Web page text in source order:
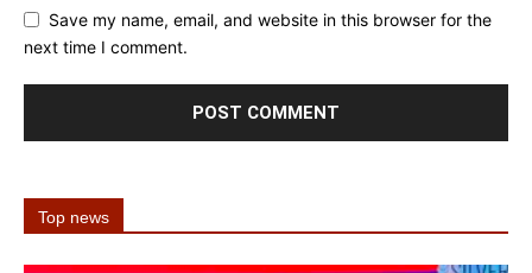
Save my name, email, and website in this browser for the
next time I comment.
Top news